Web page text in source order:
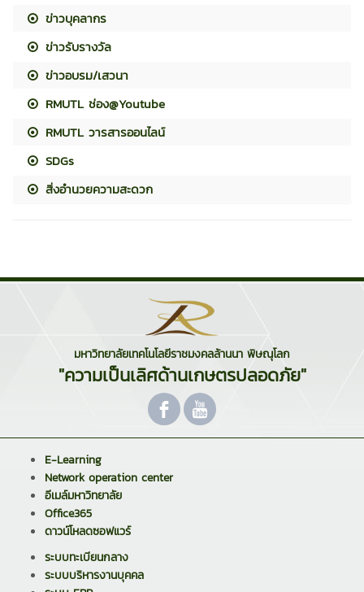
ข่าวบุคลากร
ข่าวรับรางวัล
ข่าวอบรม/เสวนา
RMUTL ช่อง@Youtube
RMUTL วารสารออนไลน์
SDGs
สิ่งอำนวยความสะดวก
มหาวิทยาลัยเทคโนโลยีราชมงคลล้านนา พิษณุโลก
"ความเป็นเลิศด้านเกษตรปลอดภัย"
E-Learning
Network operation center
อีเมล์มหาวิทยาลัย
Office365
ดาวน์โหลดซอฟแวร์
ระบบทะเบียนกลาง
ระบบบริหารงานบุคคล